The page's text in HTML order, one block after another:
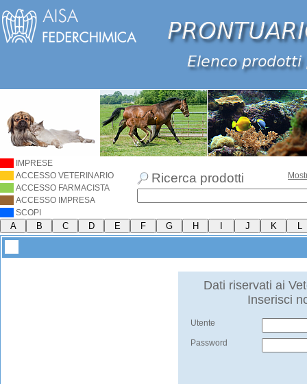
IMPRESE
ACCESSO VETERINARIO
ACCESSO FARMACISTA
ACCESSO IMPRESA
SCOPI
Ricerca prodotti
Dati riservati ai
Inserisci
Utente
Password